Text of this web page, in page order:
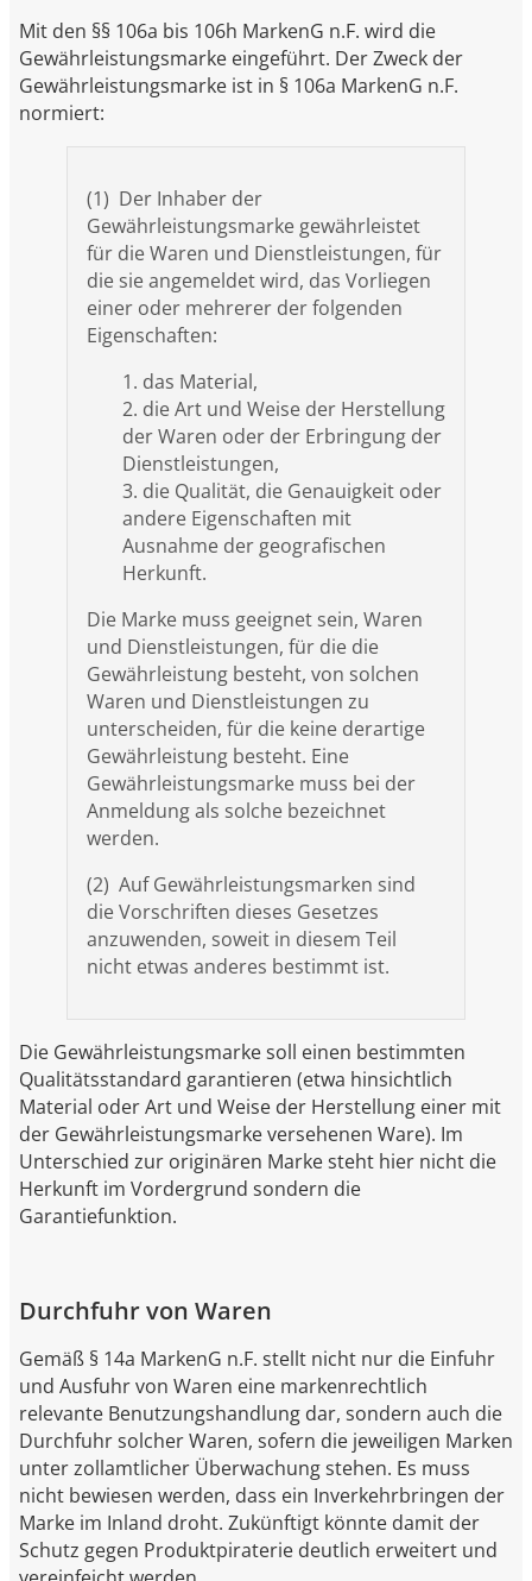
Mit den §§ 106a bis 106h MarkenG n.F. wird die
Gewährleistungsmarke eingeführt. Der Zweck der
Gewährleistungsmarke ist in § 106a MarkenG n.F.
normiert:
(1) Der Inhaber der
Gewährleistungsmarke gewährleistet
für die Waren und Dienstleistungen, für
die sie angemeldet wird, das Vorliegen
einer oder mehrerer der folgenden
Eigenschaften:
1. das Material,
2. die Art und Weise der Herstellung
der Waren oder der Erbringung der
Dienstleistungen,
3. die Qualität, die Genauigkeit oder
andere Eigenschaften mit
Ausnahme der geografischen
Herkunft.
Die Marke muss geeignet sein, Waren
und Dienstleistungen, für die die
Gewährleistung besteht, von solchen
Waren und Dienstleistungen zu
unterscheiden, für die keine derartige
Gewährleistung besteht. Eine
Gewährleistungsmarke muss bei der
Anmeldung als solche bezeichnet
werden.
(2) Auf Gewährleistungsmarken sind
die Vorschriften dieses Gesetzes
anzuwenden, soweit in diesem Teil
nicht etwas anderes bestimmt ist.
Die Gewährleistungsmarke soll einen bestimmten
Qualitätsstandard garantieren (etwa hinsichtlich
Material oder Art und Weise der Herstellung einer mit
der Gewährleistungsmarke versehenen Ware). Im
Unterschied zur originären Marke steht hier nicht die
Herkunft im Vordergrund sondern die
Garantiefunktion.
Durchfuhr von Waren
Gemäß § 14a MarkenG n.F. stellt nicht nur die Einfuhr
und Ausfuhr von Waren eine markenrechtlich
relevante Benutzungshandlung dar, sondern auch die
Durchfuhr solcher Waren, sofern die jeweiligen Marken
unter zollamtlicher Überwachung stehen. Es muss
nicht bewiesen werden, dass ein Inverkehrbringen der
Marke im Inland droht. Zukünftigt könnte damit der
Schutz gegen Produktpiraterie deutlich erweitert und